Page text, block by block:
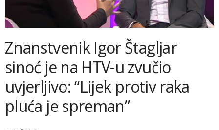
Znanstvenik Igor Štagljar
sinoć je na HTV-u zvučio
uvjerljivo: “Lijek protiv raka
pluća je spreman”